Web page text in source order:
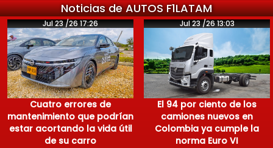
Noticias de AUTOS F1LATAM
Jul 23 /26 17:26
Cuatro errores de
mantenimiento que podrían
estar acortando la vida útil
de su carro
Jul 23 /26 13:03
El 94 por ciento de los
camiones nuevos en
Colombia ya cumple la
norma Euro VI